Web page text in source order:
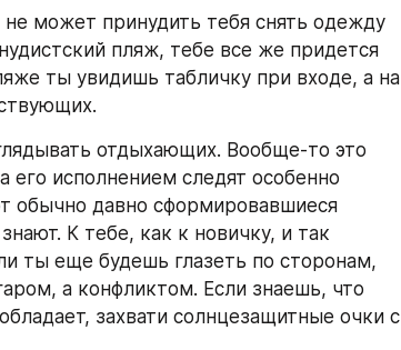
может принудить тебя снять одежду
пляж, тебе все же придется
ты увидишь табличку при входе, а на
отдыхающих. Вообще-то это
его исполнением следят особенно
обычно давно сформировавшиеся
К тебе, как к новичку, и так
ты еще будешь глазеть по сторонам,
а конфликтом. Если знаешь, что
захвати солнцезащитные очки с